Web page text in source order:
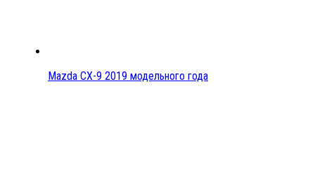
Mazda CX-9 2019 модельного года